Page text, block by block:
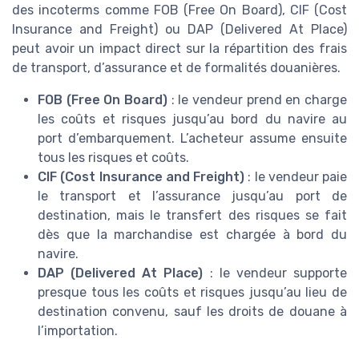
des incoterms comme FOB (Free On Board), CIF (Cost
Insurance and Freight) ou DAP (Delivered At Place)
peut avoir un impact direct sur la répartition des frais
de transport, d’assurance et de formalités douanières.
FOB (Free On Board) : le vendeur prend en charge
les coûts et risques jusqu’au bord du navire au
port d’embarquement. L’acheteur assume ensuite
tous les risques et coûts.
CIF (Cost Insurance and Freight) : le vendeur paie
le transport et l’assurance jusqu’au port de
destination, mais le transfert des risques se fait
dès que la marchandise est chargée à bord du
navire.
DAP (Delivered At Place) : le vendeur supporte
presque tous les coûts et risques jusqu’au lieu de
destination convenu, sauf les droits de douane à
l’importation.